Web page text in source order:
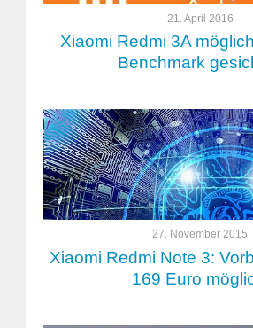
21. April 2016
Xiaomi Redmi 3A
Benchmark
27. November 2015
Xiaomi Redmi Note 3:
169 Euro